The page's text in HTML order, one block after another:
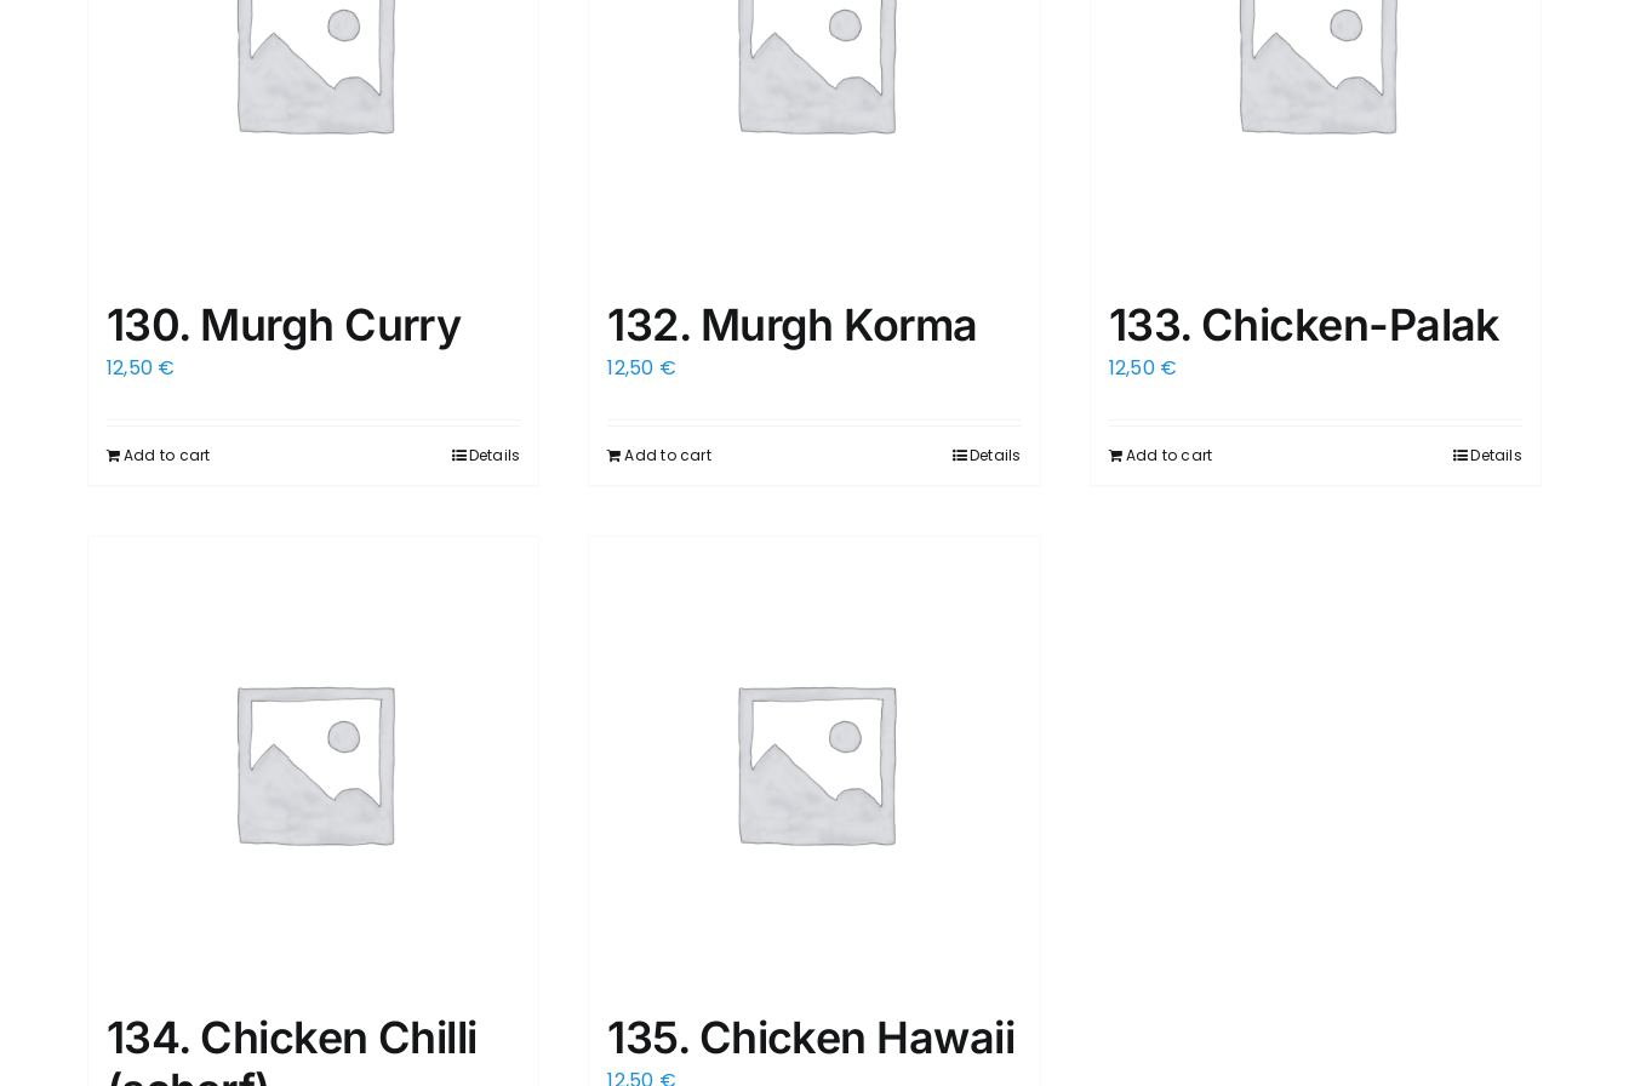
130. Murgh Curry
12,50 €
Add to cart Details
132. Murgh Korma
12,50 €
Add to cart Details
133. Chicken-Palak
12,50 €
Add to cart Details
134. Chicken Chilli
135. Chicken Hawaii
12,50 €